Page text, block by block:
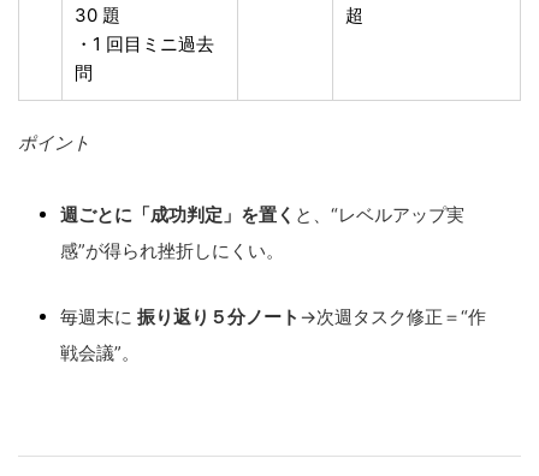
30 題
・1 回目ミニ過去
問
超
ポイント
週ごとに「成功判定」を置く と、“レベルアップ実
感”が得られ挫折しにくい。
毎週末に 振り返り５分ノート →次週タスク修正＝“作
戦会議”。